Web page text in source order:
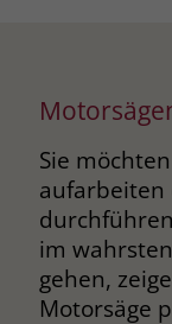
Sie
aufarbeiten
im
gehen,
Motorsäge
Zweck
Name
Anbieter
Laufzeit
Zweck
Name